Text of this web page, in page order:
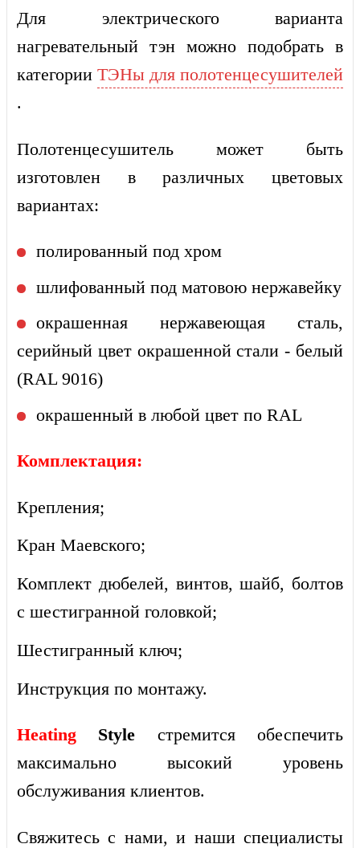
Для электрического варианта
нагревательный тэн можно подобрать в
категории ТЭНы для полотенцесушителей
.
Полотенцесушитель может быть
изготовлен в различных цветовых
вариантах:
полированный под хром
шлифованный под матовою нержавейку
окрашенная нержавеющая сталь,
серийный цвет окрашенной стали - белый
(RAL 9016)
окрашенный в любой цвет по RAL
Комплектация:
Крепления;
Кран Маевского;
Комплект дюбелей, винтов, шайб, болтов
с шестигранной головкой;
Шестигранный ключ;
Инструкция по монтажу.
Heating Style стремится обеспечить
максимально высокий уровень
обслуживания клиентов.
Свяжитесь с нами, и наши специалисты